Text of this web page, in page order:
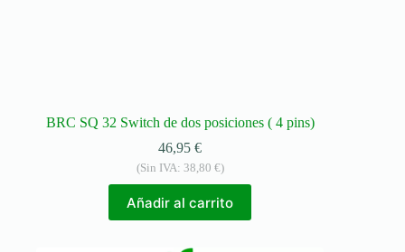
BRC SQ 32 Switch de dos posiciones ( 4 pins)
46,95€
(Sin IVA: 38,80 €)
Añadir al carrito